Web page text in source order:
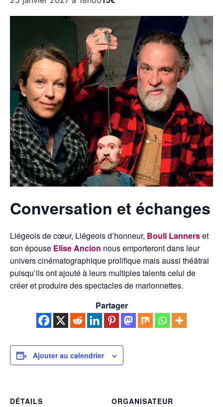
Conversation et échanges
Liégeois de cœur, Liégeois d’honneur, Bouli Lannerset
son épouse Elise Ancion nous emporteront dans leur
univers cinématographique prolifique mais aussi théâtral
puisqu’ils ont ajouté à leurs multiples talents celui de
créer et produire des spectacles de marionnettes.
Partager
Ajouter au calendrier
DÉTAILS
ORGANISATEUR